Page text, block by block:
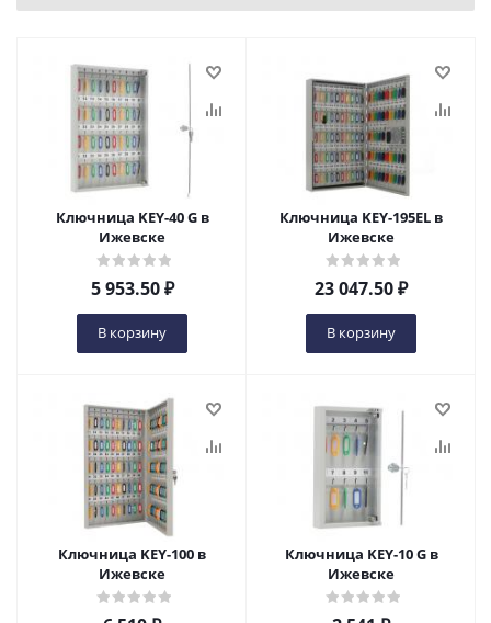
Ключница KEY-40 G в
Ижевске
5 953.50₽
В корзину
Ключница KEY-195EL в
Ижевске
23 047.50₽
В корзину
Ключница KEY-100 в
Ижевске
Ключница KEY-10 G в
Ижевске